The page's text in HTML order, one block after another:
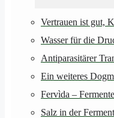
Vertrauen ist gut,
Wasser für die
Antiparasitärer
Ein weiteres
Fervìda –
Salz in der